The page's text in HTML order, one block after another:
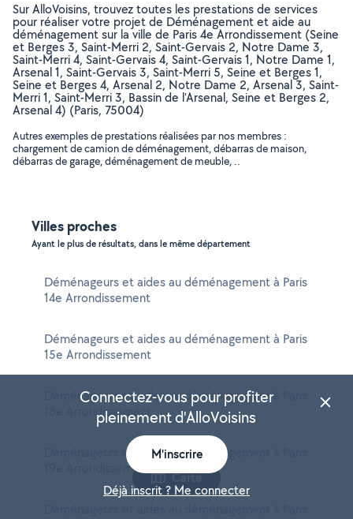
Sur AlloVoisins, trouvez toutes les prestations de services
pour réaliser votre projet de Déménagement et aide au
déménagement sur la ville de Paris 4e Arrondissement (Seine
et Berges 3, Saint-Merri 2, Saint-Gervais 2, Notre Dame 3,
Saint-Merri 4, Saint-Gervais 4, Saint-Gervais 1, Notre Dame 1,
Arsenal 1, Saint-Gervais 3, Saint-Merri 5, Seine et Berges 1,
Seine et Berges 4, Arsenal 2, Notre Dame 2, Arsenal 3, Saint-
Merri 1, Saint-Merri 3, Bassin de l'Arsenal, Seine et Berges 2,
Arsenal 4) (Paris, 75004)
Autres exemples de prestations réalisées par nos membres :
chargement de camion de déménagement, débarras de maison,
débarras de garage, déménagement de meuble, ..
Villes proches
Ayant le plus de résultats, dans le même département
Déménageurs et aides au déménagement à Paris
14e Arrondissement
Déménageurs et aides au déménagement à Paris
15e Arrondissement
Déménageurs et aides au déménagement à Paris
18e Arrondissement
Déménageurs et aides au déménagement à Paris
19e Arrondissement
Carte
Connectez-vous pour profiter
pleinement d'AlloVoisins
M'inscrire
Déjà inscrit ? Me connecter